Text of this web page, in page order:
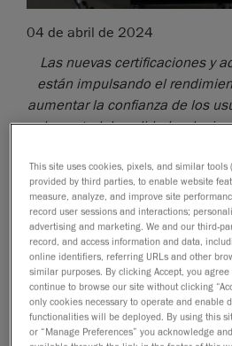
04 de abril de 2024
Las nuevas certificaciones y
están impulsando el
aumentar la confianza de los
de control de calidad y al
Lévis, Québec, 9 de abril de
empresa de AMETEK, Inc. y
soluciones de medición 3D
, anuncia el lanzamiento del
del MetraSCAN BLACK+™|Elite
Next+™, las versiones más
de sondas y escáneres 3D
This site uses cookies, pixels, and similar tools
provided by third parties, to enable website
measure, analyze, and improve site
record user sessions and interactions;
advertising and marketing. We and our third-
record, and access information and data,
online identifiers, referring URLs and other
similar purposes. By clicking Accept, you
continue to browse our site without clicking
only cookies necessary to operate and enable
functionalities will be deployed. By using this
or “Manage Preferences” you acknowledge